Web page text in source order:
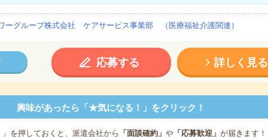
ーグループ株式会社 ケアサービス事業部 （医療福祉介護関連）
応募する 詳しく見る
興味があったら「★気になる！」をクリック！
」を押しておくと、派遣会社から 「面談確約」 や「応募歓迎」 が届きます！